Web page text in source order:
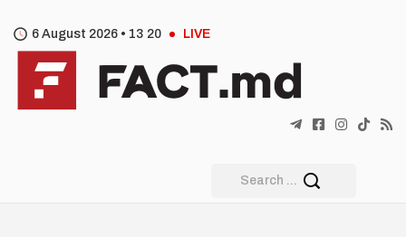
6 August 2026 • 13 20 LIVE